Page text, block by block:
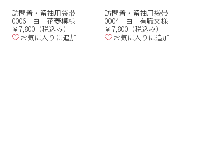
訪問着・留袖用袋帯
0006 白 花菱模様
￥7,800（税込み）
お気に入りに追加
訪問着・留袖用袋帯
0004 白 有職文様
￥7,800（税込み）
お気に入りに追加